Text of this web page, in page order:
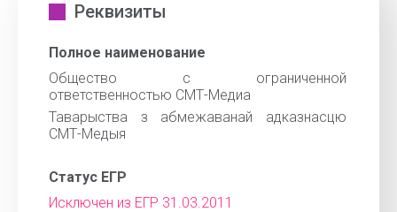
Реквизиты
Полное наименование
Общество с ограниченной
ответственностью СМТ-Медиа
Таварыства з абмежаванай адказнасцю
СМТ-Медыя
Статус ЕГР
Исключен из ЕГР 31.03.2011